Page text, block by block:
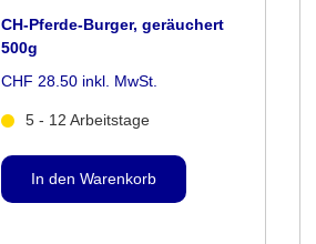
CH-Pferde-Burger, geräuchert
500g
CHF 28.50 inkl. MwSt.
5 - 12 Arbeitstage